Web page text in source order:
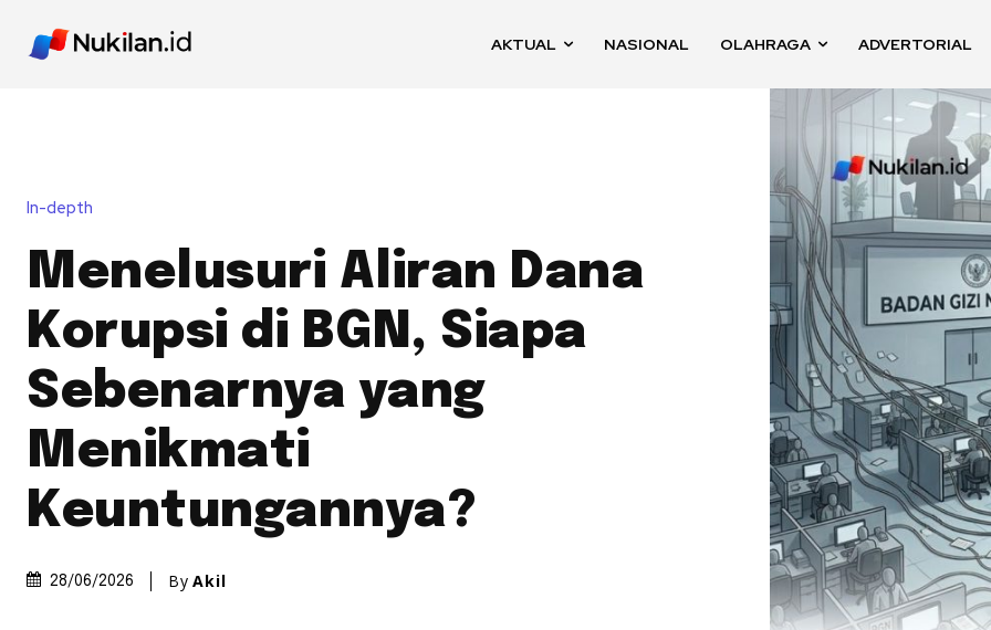
AKTUAL NASIONAL OLAHRAGA ADVERTORIAL
In-depth
Menelusuri Aliran Dana
Korupsi di BGN, Siapa
Sebenarnya yang
Menikmati
Keuntungannya?
28/06/2026 By Akil